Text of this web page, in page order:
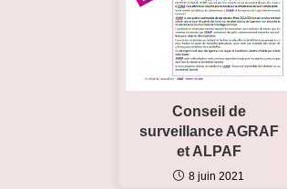
Conseil de
surveillance AGRAF
et ALPAF
8 juin 2021